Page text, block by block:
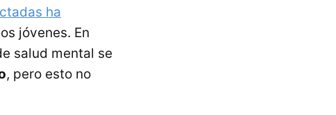
ha
jóvenes. En
salud mental se
, pero esto no